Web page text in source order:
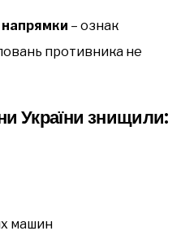
напрямки – ознак
противника не
України знищили:
машин